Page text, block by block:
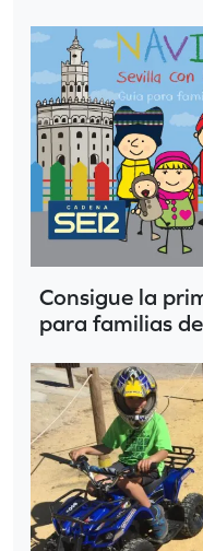
Consigue la
para familias